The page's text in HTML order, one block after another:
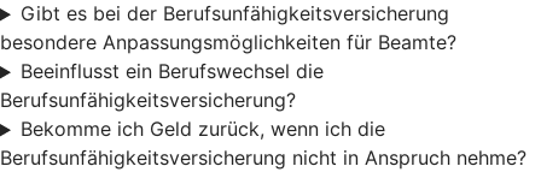
Gibt es bei der Berufsunfähigkeitsversicherung
besondere Anpassungsmöglichkeiten für Beamte?
Beeinflusst ein Berufswechsel die
Berufsunfähigkeitsversicherung?
Bekomme ich Geld zurück, wenn ich die
Berufsunfähigkeitsversicherung nicht in Anspruch nehme?